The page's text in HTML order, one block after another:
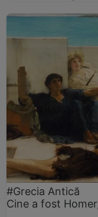
#Grecia Antică
Cine a fost